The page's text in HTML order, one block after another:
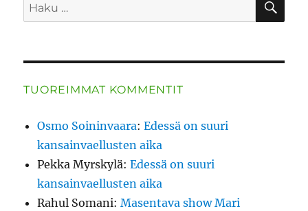
TUOREIMMAT KOMMENTIT
Osmo Soininvaara:Edessä on suuri
kansainvaellusten aika
Pekka Myrskylä:Edessä on suuri
kansainvaellusten aika
Rahul Somani:Masentava show Mari